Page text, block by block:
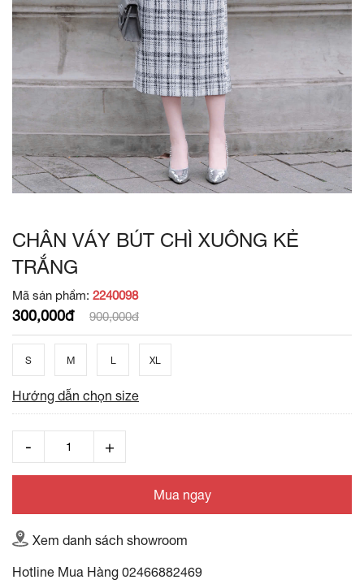
CHÂN VÁY BÚT CHÌ XUÔNG KẺ
TRẮNG
Mã sản phẩm: 2240098
300,000đ 900,000đ
S M L XL
Hướng dẫn chọn size
Mua ngay
Xem danh sách showroom
Hotline Mua Hàng 02466882469